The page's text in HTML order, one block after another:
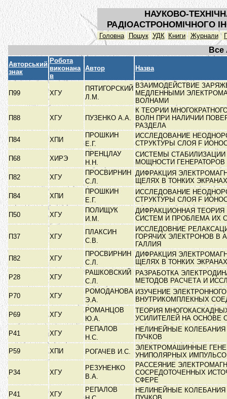
НАУКОВО-
РАДІОАСТРОНОМІЧНОГО
Головна Пошук УДК Книги Журнали
Все
Авторський
знак
Робота
виконана
в
Автор Назва
П99 ХГУ
ПЯТИГОРСКИЙ
Л.М.
ВЗАИМОДЕЙСТВИЕ
МЕДЛЕННЫМИ
ВОЛНАМИ
П88 ХГУ ПУЗЕНКО А.А.
К ТЕОРИИ
ВОЛН ПРИ НАЛИЧИИ
РАЗДЕЛА
П84
ХПИ
ПРОШКИН
Е.Г.
ИССЛЕДОВАНИЕ
СТРУКТУРЫ СЛОЯ F
П68
ХИРЭ
ПРЕНЦЛАУ
Н.Н.
СИСТЕМЫ
МОЩНОСТИ
П82
ХГУ
ПРОСВИРНИН
С.Л.
ДИФРАКЦИЯ
ЩЕЛЯХ В ТОНКИХ
П84
ХПИ
ПРОШКИН
Е.Г.
ИССЛЕДОВАНИЕ
СТРУКТУРЫ СЛОЯ F
П50
ХГУ
ПОЛИЩУК
И.М.
ДИФРАКЦИОННАЯ
СИСТЕМ И ПРОБЛЕМА ИХ
П37 ХГУ
ПЛАКСИН
С.В.
ИССЛЕДОВНИЕ
ГОРЯЧИХ ЭЛЕКТРОНОВ В
ГАЛЛИЯ
П82
ХГУ
ПРОСВИРНИН
С.Л.
ДИФРАКЦИЯ
ЩЕЛЯХ В ТОНКИХ
Р28
ХГУ
РАШКОВСКИЙ
С.Л.
РАЗРАБОТКА
МЕТОДОВ РАСЧЕТА И
Р70
ХГУ
РОМОДАНОВА
Э.А.
ИЗУЧЕНИЕ
ВНУТРИКОМПЛЕКНЫХ
Р69
ХГУ
РОМАНЦОВ
Ю.А.
ТЕОРИЯ
УСИЛИТЕЛЕЙ НА ОСНОВЕ
Р41
ХГУ
РЕПАЛОВ
Н.С.
НЕЛИНЕЙНЫЕ
ПУЧКОВ
Р59
ХПИ РОГАЧЕВ И.С.
ЭЛЕКТРОМАШИННЫЕ
УНИПОЛЯРНЫХ
Р34 ХГУ
РЕЗУНЕНКО
В.А.
РАССЕЯНИЕ
СОСРЕДОТОЧЕННЫХ
СФЕРЕ
Р41
ХГУ
РЕПАЛОВ
НЕЛИНЕЙНЫЕ